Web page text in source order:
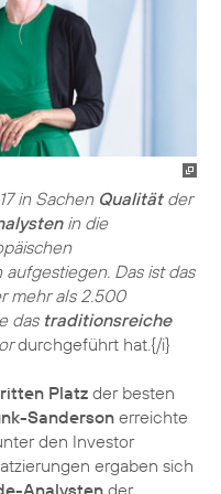
in Sachen Qualitätder
in die
Das ist das
mehr als 2.500
das traditionsreiche
durchgeführt hat.{/i}
Platzder besten
Sandersonerreichte
den Investor
ergaben sich
Analysten der